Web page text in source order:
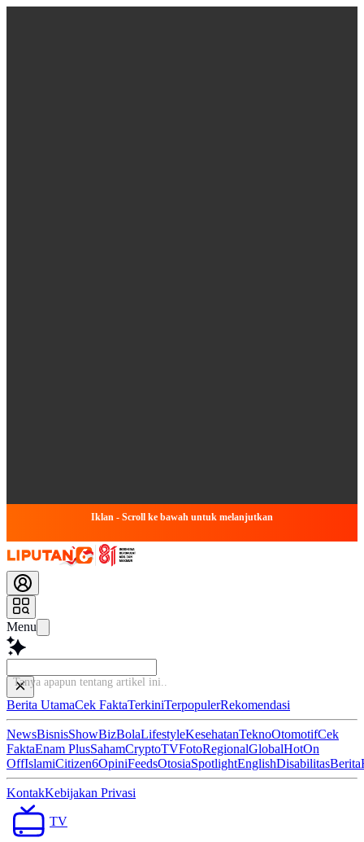
Iklan - Scroll ke bawah untuk melanjutkan
Menu
Baca le
Berita UtamaCek FaktaTerkiniTerpopulerRekomendasi
NewsBisnisShowBizBolaLifestyleKesehatanTeknoOtomotifCek
FaktaEnam PlusSahamCryptoTVFotoRegionalGlobalHotOn
OffIslamiCitizen6OpiniFeedsOtosiaSpotlightEnglishDisabilitasBerita
KontakKebijakan Privasi
TV